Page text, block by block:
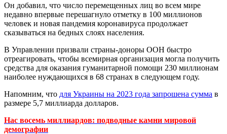
Он добавил, что число перемещенных лиц во всем мире
недавно впервые перешагнуло отметку в 100 миллионов
человек и новая пандемия коронавируса продолжает
сказываться на бедных слоях населения.
В Управлении призвали страны-доноры ООН быстро
отреагировать, чтобы всемирная организация могла получить
средства для оказания гуманитарной помощи 230 миллионам
наиболее нуждающихся в 68 странах в следующем году.
Напомним, что для Украины на 2023 года запрошена сумма в
размере 5,7 миллиарда долларов.
Нас восемь миллиардов: подводные камни мировой
демографии